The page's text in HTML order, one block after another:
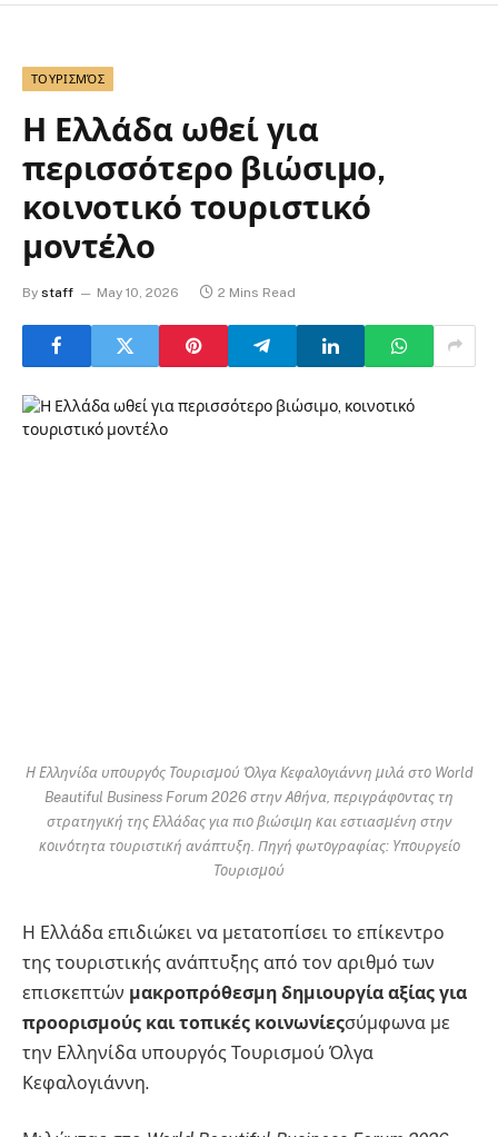
ΤΟΥΡΙΣΜΌΣ
Η Ελλάδα ωθεί για
περισσότερο βιώσιμο,
κοινοτικό τουριστικό
μοντέλο
By staff May 10, 2026 2 Mins Read
Η Ελληνίδα υπουργός Τουρισμού Όλγα Κεφαλογιάννη μιλά στο World
Beautiful Business Forum 2026 στην Αθήνα, περιγράφοντας τη
στρατηγική της Ελλάδας για πιο βιώσιμη και εστιασμένη στην
κοινότητα τουριστική ανάπτυξη. Πηγή φωτογραφίας: Υπουργείο
Τουρισμού
Η Ελλάδα επιδιώκει να μετατοπίσει το επίκεντρο
της τουριστικής ανάπτυξης από τον αριθμό των
επισκεπτών μακροπρόθεσμη δημιουργία αξίας για
προορισμούς και τοπικές κοινωνίεςσύμφωνα με
την Ελληνίδα υπουργός Τουρισμού Όλγα
Κεφαλογιάννη.